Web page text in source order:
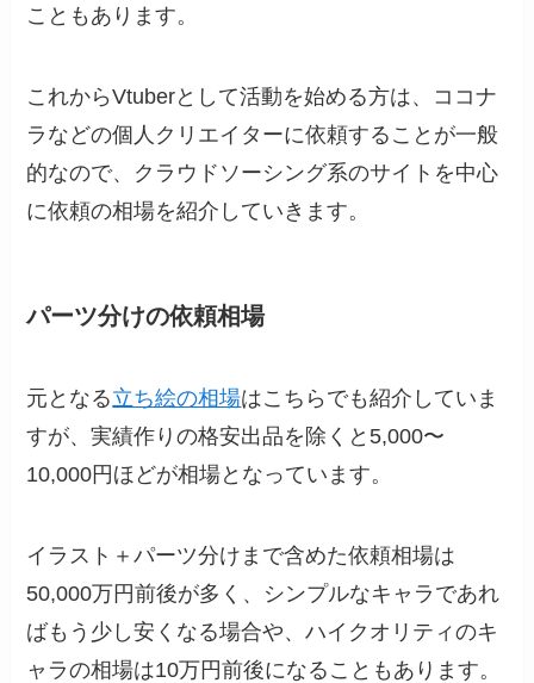
こともあります。
これからVtuberとして活動を始める方は、ココナ
ラなどの個人クリエイターに依頼することが一般
的なので、クラウドソーシング系のサイトを中心
に依頼の相場を紹介していきます。
パーツ分けの依頼相場
元となる立ち絵の相場はこちらでも紹介していま
すが、実績作りの格安出品を除くと5,000〜
10,000円ほどが相場となっています。
イラスト＋パーツ分けまで含めた依頼相場は
50,000万円前後が多く、シンプルなキャラであれ
ばもう少し安くなる場合や、ハイクオリティのキ
ャラの相場は10万円前後になることもあります。